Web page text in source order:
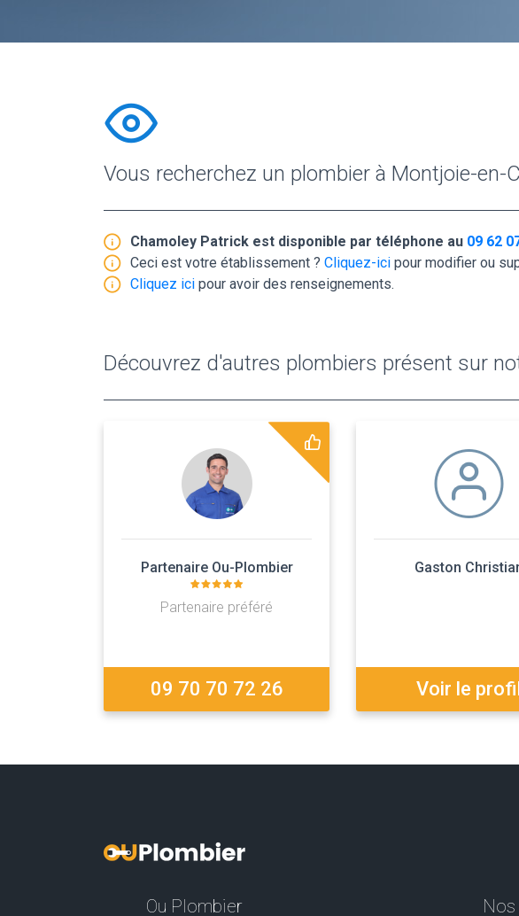
Vous recherchez un plombier à Montjoie-en-
Chamoley Patrick est disponible par téléphone au 09 62
Ceci est votre établissement ? Cliquez-ici pour modifier ou
Cliquez ici pour avoir des renseignements.
Découvrez d'autres plombiers présent sur
Partenaire Ou-Plombier
Partenaire préféré
09 70 70 72 26
Gaston
Voir le profil
Ou Plombier